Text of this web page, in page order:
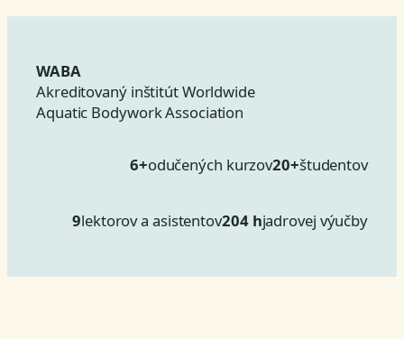
WABA
Akreditovaný inštitút Worldwide
Aquatic Bodywork Association
6+odučených kurzov20+študentov
9lektorov a asistentov204 hjadrovej výučby